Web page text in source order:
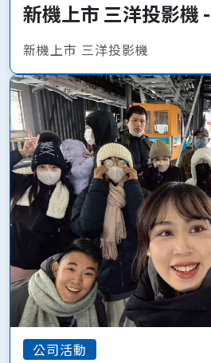
新機上市 三洋投影機
PLC-JQ50
新機上市 三洋投影機
公司活動